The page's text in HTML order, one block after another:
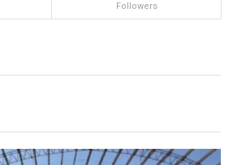
Followers